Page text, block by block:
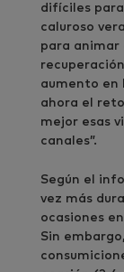
difíciles
caluroso
para animar
aumento en
ahora el
mejor esas
canales”.
Según el
vez más
ocasiones
Sin